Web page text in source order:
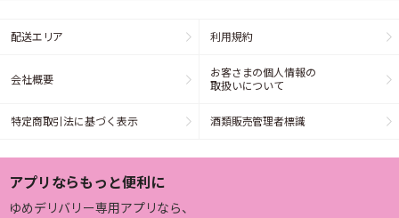
配送エリア 利用規約
会社概要
お客さまの個人情報の
取扱いについて
特定商取引法に基づく表示 酒類販売管理者標識
アプリならもっと便利に
ゆめデリバリー専用アプリなら、